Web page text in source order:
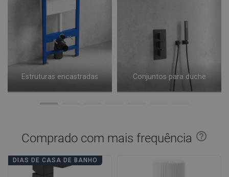
Estruturas encastradas Conjuntos para duche
Comprado com mais frequência help_outline
DIAS DE CASA DE BANHO